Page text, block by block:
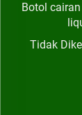
Botol
Tidak